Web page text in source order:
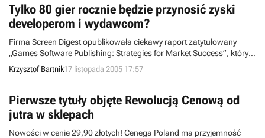
Tylko 80 gier rocznie będzie przynosić zyski
developerom i wydawcom?
Firma Screen Digest opublikowała ciekawy raport zatytułowany
„Games Software Publishing: Strategies for Market Success”, który
opisuje ryzyko wliczone w produkcję i wydawanie gier video.
Znajdziemy w nim także stwierdzenie, że w dobie panowania konsol
nowej generacji jedynie 80 tytułów rocznie przyniesie developerom
czy wydawcom spodziewane zyski.
Krzysztof Bartnik17 listopada 2005 17:57
Pierwsze tytuły objęte Rewolucją Cenową od
jutra w sklepach
Nowości w cenie 29,90 złotych! Cenega Poland ma przyjemność